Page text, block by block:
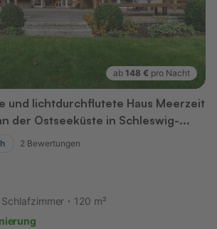
ab 148 € pro Nacht
und lichtdurchflutete Haus Meerzeit
der Ostseeküste in Schleswig-...
2 Bewertungen
Schlafzimmer
120 m²